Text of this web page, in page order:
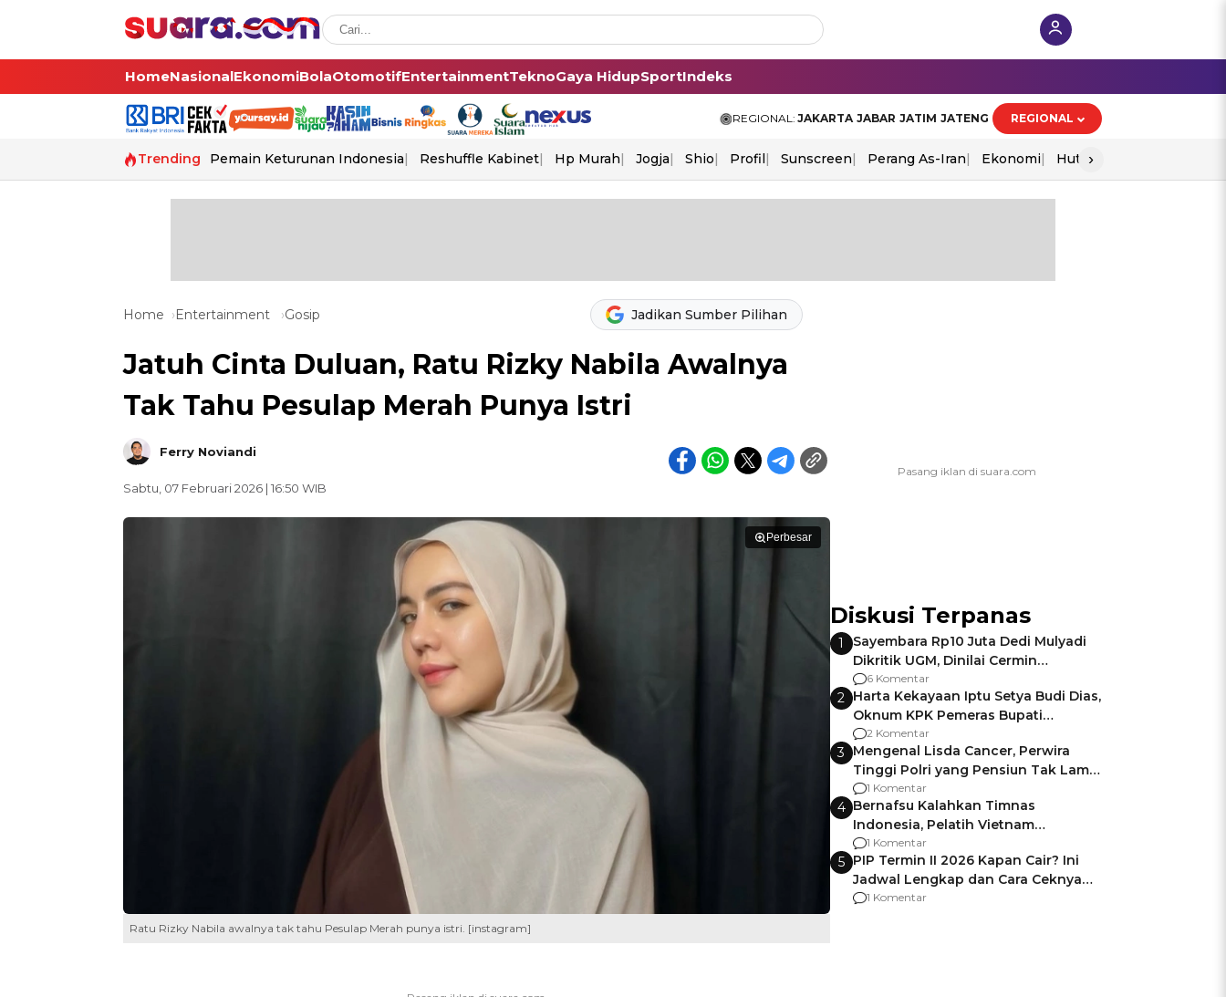
HomeNasionalEkonomiBolaOtomotifEntertainmentTeknoGaya HidupSportIndeks
REGIONAL: JAKARTA JABAR JATIM JATENG REGIONAL
Trending Pemain Keturunan Indonesia Reshuffle Kabinet Hp Murah Jogja Shio Profil Sunscreen Perang As-Iran Ekonomi Hut Ri
›
Home Entertainment Gosip Jadikan Sumber Pilihan
Jatuh Cinta Duluan, Ratu Rizky Nabila Awalnya
Tak Tahu Pesulap Merah Punya Istri
Ferry Noviandi
Sabtu, 07 Februari 2026 | 16:50 WIB
Perbesar
Ratu Rizky Nabila awalnya tak tahu Pesulap Merah punya istri. [instagram]
Diskusi Terpanas
1
Sayembara Rp10 Juta Dedi Mulyadi
Dikritik UGM, Dinilai Cermin
Gagalnya Negara Jamin Keamanan
6 Komentar
2 Harta Kekayaan Iptu Setya Budi Dias,
Oknum KPK Pemeras Bupati
Pemalang
2 Komentar
3 Mengenal Lisda Cancer, Perwira
Tinggi Polri yang Pensiun Tak Lama
Usai Jadi Brigjen
1 Komentar
4 Bernafsu Kalahkan Timnas
Indonesia, Pelatih Vietnam
Berencana Pakai Jimat di Pakansari
1 Komentar
5 PIP Termin II 2026 Kapan Cair? Ini
Jadwal Lengkap dan Cara Ceknya
agar Dana Tidak Hangus!
1 Komentar